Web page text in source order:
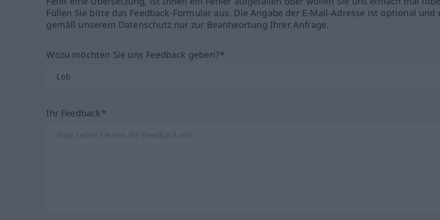
Füllen Sie bitte das Feedback-Formular aus. Die Angabe der E-Mail-Adresse ist optional und
gemäß unserem Datenschutz nur zur Beantwortung Ihrer Anfrage.
Wozu möchten Sie uns Feedback geben?*
Ihr Feedback*